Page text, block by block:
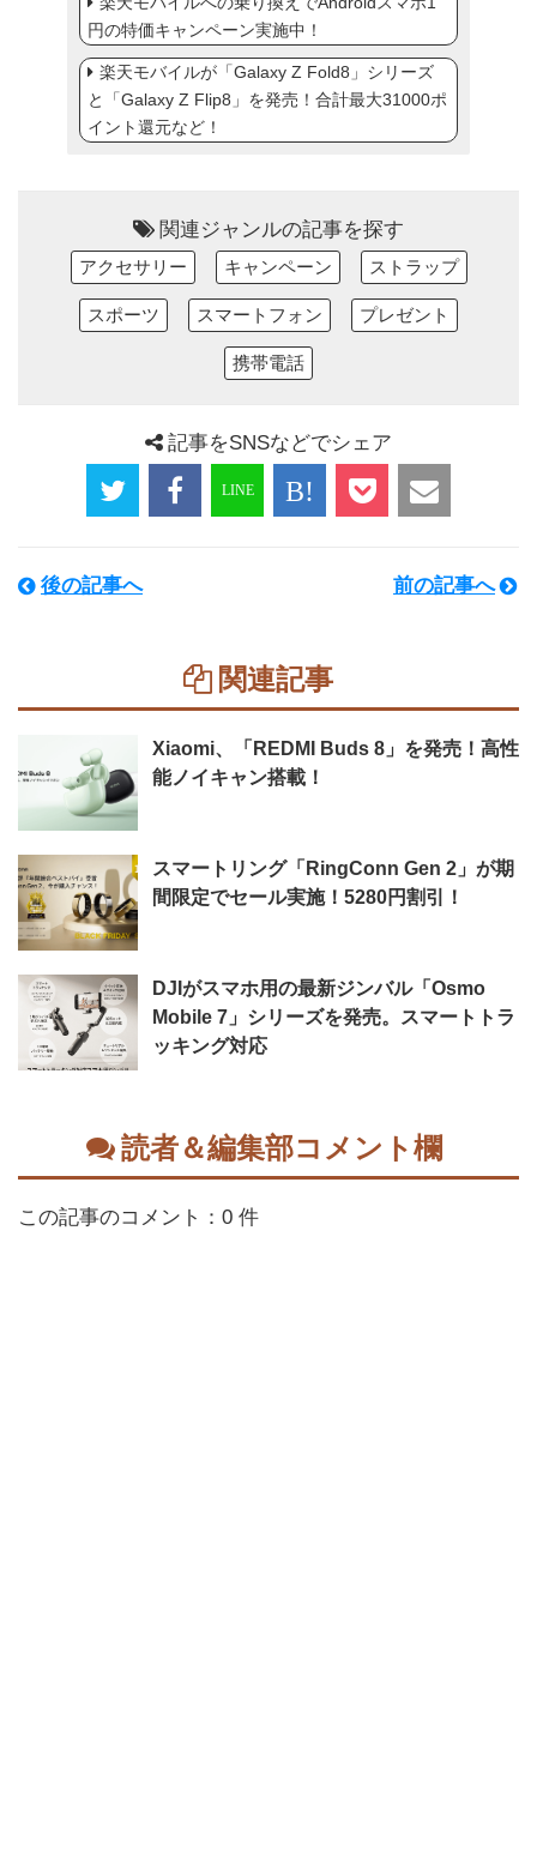
円の特価キャンペーン実施中！
楽天モバイルが「Galaxy Z Fold8」シリーズ
と「Galaxy Z Flip8」を発売！合計最大31000ポ
イント還元など！
関連ジャンルの記事を探す
アクセサリー キャンペーン ストラップ
スポーツ スマートフォン プレゼント
携帯電話
記事をSNSなどでシェア
後の記事へ 前の記事へ
関連記事
Xiaomi、「REDMI Buds 8」を発売！高性
能ノイキャン搭載！
スマートリング「RingConn Gen 2」が期
間限定でセール実施！5280円割引！
DJIがスマホ用の最新ジンバル「Osmo
Mobile 7」シリーズを発売。スマートトラ
ッキング対応
読者＆編集部コメント欄
この記事のコメント：0 件